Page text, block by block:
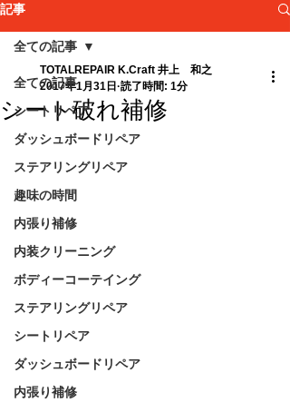
記事
全ての記事
シートリペア
ダッシュボードリペア
ステアリングリペア
趣味の時間
内張り補修
内装クリーニング
ボディーコーテイング
ステアリングリペア
シートリペア
ダッシュボードリペア
内張り補修
全ての記事
シート破れ補修
TOTALREPAIR K.Craft 井上 和之
2017年1月31日 読了時間: 1分